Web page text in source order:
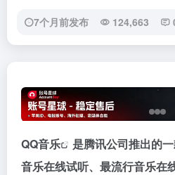
7个月前发布 124,663
QQ音乐
是腾讯公司推出的
音乐在线试听、最流行音乐在